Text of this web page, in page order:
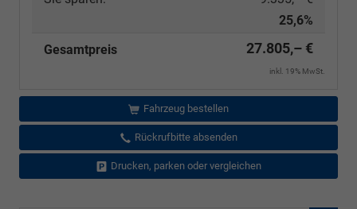
25,6%
Gesamtpreis
27.805,– €
inkl. 19% MwSt.
Fahrzeug bestellen
Rückrufbitte absenden
Drucken, parken oder vergleichen